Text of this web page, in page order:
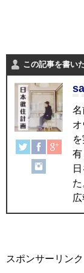
この記事を書い
名
有
スポンサーリンク